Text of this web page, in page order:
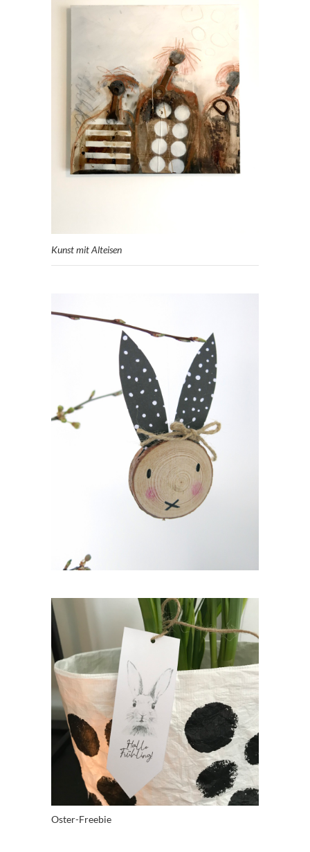
Kunst mit Alteisen
Oster-Freebie